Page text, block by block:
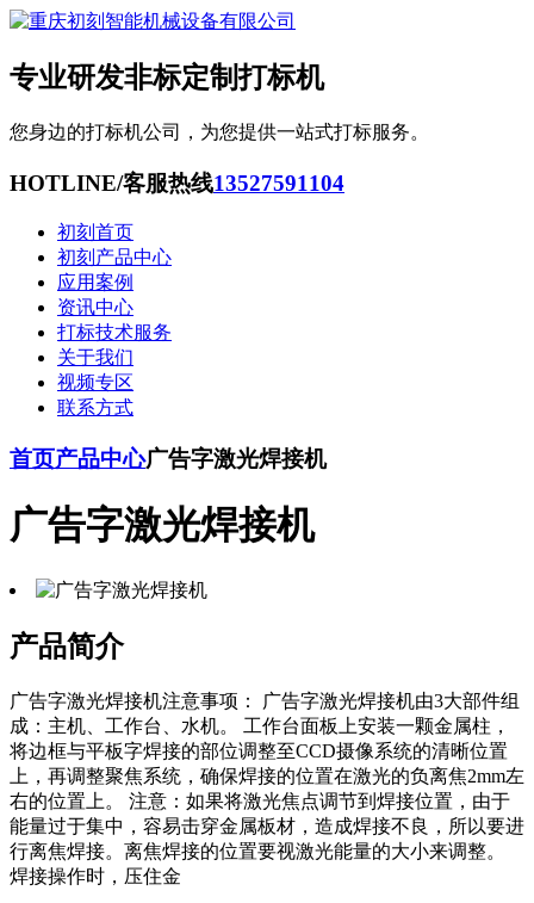
专业研发非标定制打标机
您身边的打标机公司，为您提供一站式打标服务。
HOTLINE/客服热线13527591104
初刻首页
初刻产品中心
应用案例
资讯中心
打标技术服务
关于我们
视频专区
联系方式
首页产品中心广告字激光焊接机
广告字激光焊接机
产品简介
广告字激光焊接机注意事项： 广告字激光焊接机由3大部件组
成：主机、工作台、水机。 工作台面板上安装一颗金属柱，
将边框与平板字焊接的部位调整至CCD摄像系统的清晰位置
上，再调整聚焦系统，确保焊接的位置在激光的负离焦2mm左
右的位置上。 注意：如果将激光焦点调节到焊接位置，由于
能量过于集中，容易击穿金属板材，造成焊接不良，所以要进
行离焦焊接。离焦焊接的位置要视激光能量的大小来调整。
焊接操作时，压住金